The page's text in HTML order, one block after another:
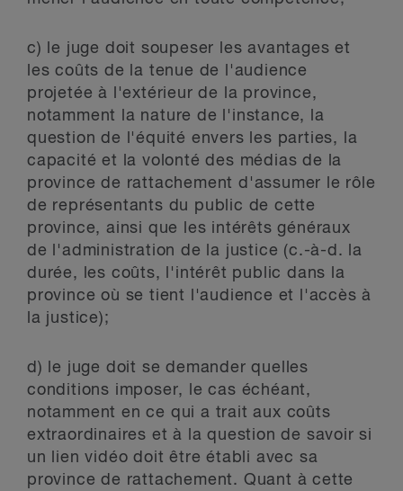
c) le juge doit soupeser les avantages et
les coûts de la tenue de l'audience
projetée à l'extérieur de la province,
notamment la nature de l'instance, la
question de l'équité envers les parties, la
capacité et la volonté des médias de la
province de rattachement d'assumer le rôle
de représentants du public de cette
province, ainsi que les intérêts généraux
de l'administration de la justice (c.-à-d. la
durée, les coûts, l'intérêt public dans la
province où se tient l'audience et l'accès à
la justice);
d) le juge doit se demander quelles
conditions imposer, le cas échéant,
notamment en ce qui a trait aux coûts
extraordinaires et à la question de savoir si
un lien vidéo doit être établi avec sa
province de rattachement. Quant à cette